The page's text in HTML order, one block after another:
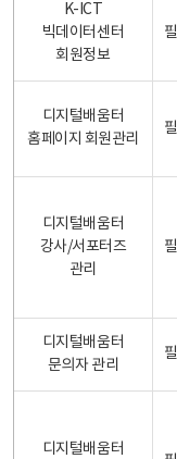
K-ICT
빅데이터센터
회원정보
디지털배움터
홈페이지 회원관리
디지털배움터
강사/서포터즈
관리
디지털배움터
문의자 관리
디지털배움터